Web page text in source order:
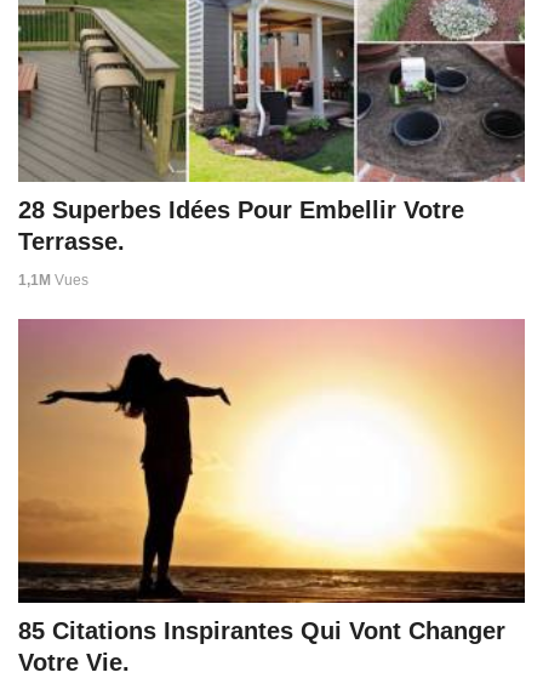
28 Superbes Idées Pour Embellir Votre
Terrasse.
1,1M Vues
85 Citations Inspirantes Qui Vont Changer
Votre Vie.